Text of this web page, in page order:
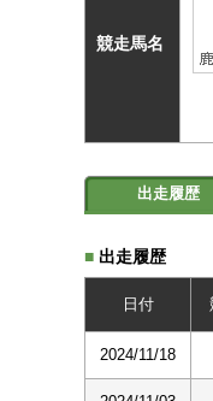
競走馬名
出走履歴
■ 出走履歴
日付
2024/11/18